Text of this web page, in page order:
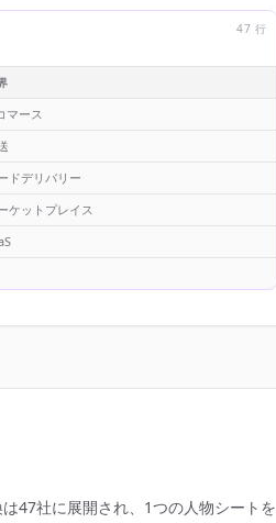
47 行
マース
ドデリバリー
ケットプレイス
47社に展開され、1つの人物シートを